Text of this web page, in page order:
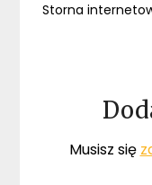
Storna
Musisz się